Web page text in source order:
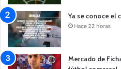
Ya se conoce el
Hace 22 horas
Mercado de